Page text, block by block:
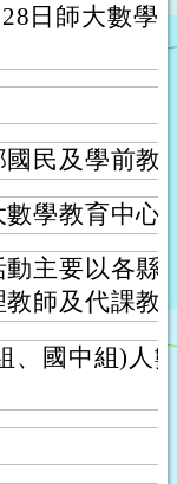
日師大數學
民及學前教
學教育中心
主要以各縣
師及代課教
、國中組)人